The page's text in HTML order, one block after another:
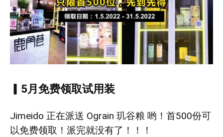
▎5月免费领取试用装
Jimeido 正在派送 Ograin 玑谷粮 哟！首500份可
以免费领取！派完就没有了！！！